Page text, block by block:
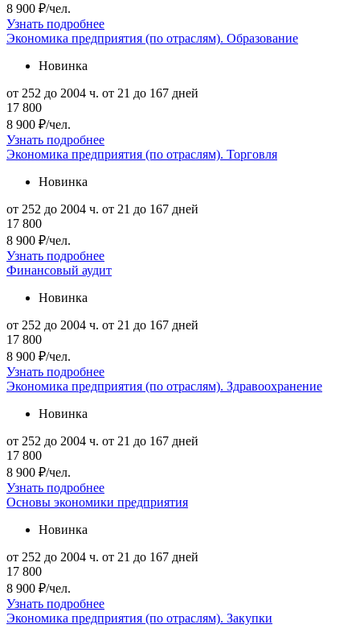
8 900 ₽/чел.
Узнать подробнее
Экономика предприятия (по отраслям). Образование
Новинка
от 252 до 2004 ч. от 21 до 167 дней
17 800
8 900 ₽/чел.
Узнать подробнее
Экономика предприятия (по отраслям). Торговля
Новинка
от 252 до 2004 ч. от 21 до 167 дней
17 800
8 900 ₽/чел.
Узнать подробнее
Финансовый аудит
Новинка
от 252 до 2004 ч. от 21 до 167 дней
17 800
8 900 ₽/чел.
Узнать подробнее
Экономика предприятия (по отраслям). Здравоохранение
Новинка
от 252 до 2004 ч. от 21 до 167 дней
17 800
8 900 ₽/чел.
Узнать подробнее
Основы экономики предприятия
Новинка
от 252 до 2004 ч. от 21 до 167 дней
17 800
8 900 ₽/чел.
Узнать подробнее
Экономика предприятия (по отраслям). Закупки